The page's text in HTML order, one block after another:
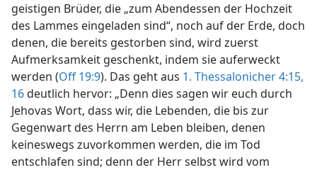
geistigen Brüder, die „zum Abendessen der Hochzeit
des Lammes eingeladen sind“, noch auf der Erde, doch
denen, die bereits gestorben sind, wird zuerst
Aufmerksamkeit geschenkt, indem sie auferweckt
werden (Off 19:9). Das geht aus 1. Thessalonicher 4:15,
16deutlich hervor: „Denn dies sagen wir euch durch
Jehovas Wort, dass wir, die Lebenden, die bis zur
Gegenwart des Herrn am Leben bleiben, denen
keineswegs zuvorkommen werden, die im Tod
entschlafen sind; denn der Herr selbst wird vom